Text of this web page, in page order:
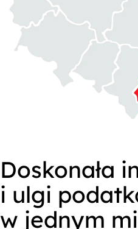
Doskonała
i ulgi
w jednym